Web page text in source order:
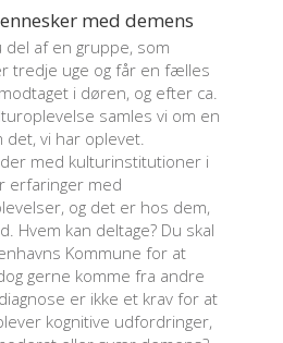
med demens
del af en gruppe, som
tredje uge og får en fælles
i døren, og efter ca.
samles vi om en
det, vi har oplevet.
med kulturinstitutioner i
erfaringer med
og det er hos dem,
Hvem kan deltage? Du skal
Kommune for at
gerne komme fra andre
er ikke et krav for at
kognitive udfordringer,